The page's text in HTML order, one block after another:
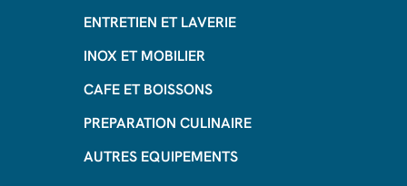
ENTRETIEN ET LAVERIE
INOX ET MOBILIER
CAFE ET BOISSONS
PREPARATION CULINAIRE
AUTRES EQUIPEMENTS